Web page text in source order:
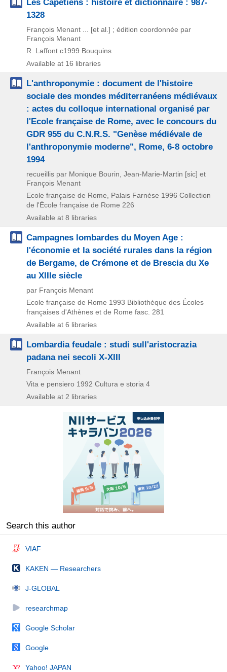
Les Capétiens : histoire et dictionnaire : 987-
1328
François Menant ... [et al.] ; édition coordonnée par
François Menant
R. Laffont c1999 Bouquins
Available at 16 libraries
L'anthroponymie : document de l'histoire
sociale des mondes méditerranéens médiévaux
: actes du colloque international organisé par
l'Ecole française de Rome, avec le concours du
GDR 955 du C.N.R.S. "Genèse médiévale de
l'anthroponymie moderne", Rome, 6-8 octobre
1994
recueillis par Monique Bourin, Jean-Marie-Martin [sic] et
François Menant
Ecole française de Rome, Palais Farnèse 1996 Collection
de l'École française de Rome 226
Available at 8 libraries
Campagnes lombardes du Moyen Age :
l'économie et la société rurales dans la région
de Bergame, de Crémone et de Brescia du Xe
au XIIIe siècle
par François Menant
Ecole française de Rome 1993 Bibliothèque des Écoles
françaises d'Athènes et de Rome fasc. 281
Available at 6 libraries
Lombardia feudale : studi sull'aristocrazia
padana nei secoli X-XIII
François Menant
Vita e pensiero 1992 Cultura e storia 4
Available at 2 libraries
Search this author
VIAF
KAKEN — Researchers
J-GLOBAL
researchmap
Google Scholar
Google
Yahoo! JAPAN